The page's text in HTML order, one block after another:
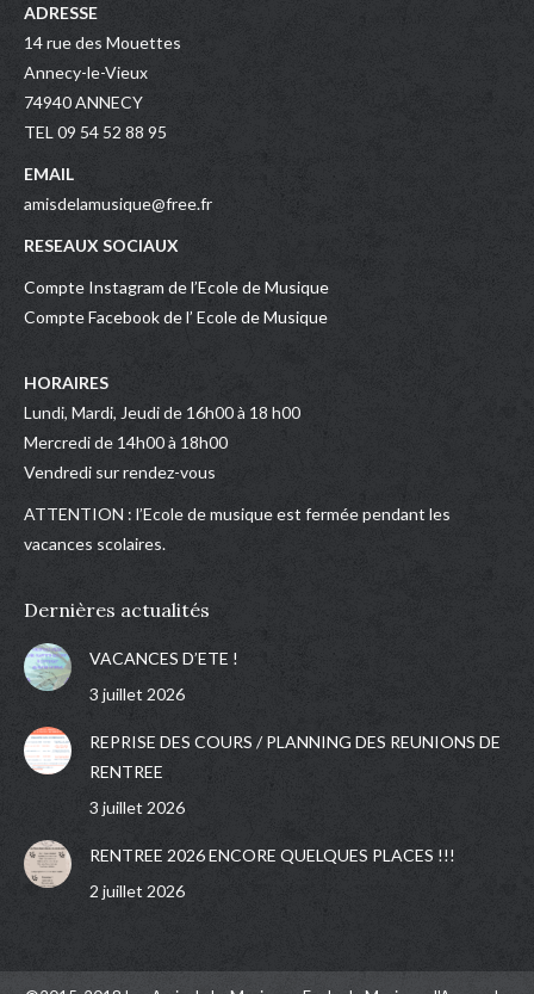
ADRESSE
14 rue des Mouettes
Annecy-le-Vieux
74940 ANNECY
TEL 09 54 52 88 95
EMAIL
amisdelamusique@free.fr
RESEAUX SOCIAUX
Compte Instagram de l’Ecole de Musique
Compte Facebook de l’ Ecole de Musique
HORAIRES
Lundi, Mardi, Jeudi de 16h00 à 18 h00
Mercredi de 14h00 à 18h00
Vendredi sur rendez-vous
ATTENTION : l’Ecole de musique est fermée pendant les
vacances scolaires.
Dernières actualités
VACANCES D’ETE !
3 juillet 2026
REPRISE DES COURS / PLANNING DES REUNIONS DE
RENTREE
3 juillet 2026
RENTREE 2026 ENCORE QUELQUES PLACES !!!
2 juillet 2026